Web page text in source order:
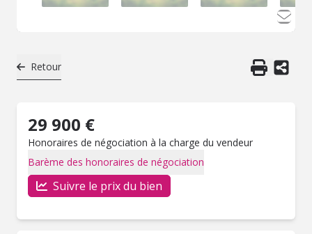
Retour
29 900 €
Honoraires de négociation à la charge du vendeur
Barème des honoraires de négociation
Suivre le prix du bien